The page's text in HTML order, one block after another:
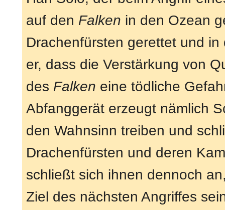
auf den Falken in den Ozean
Drachenfürsten gerettet und
er, dass die Verstärkung von
des Falken eine tödliche
Abfanggerät erzeugt nämlich
den Wahnsinn treiben und
Drachenfürsten und deren
schließt sich ihnen dennoch
Ziel des nächsten Angriffes